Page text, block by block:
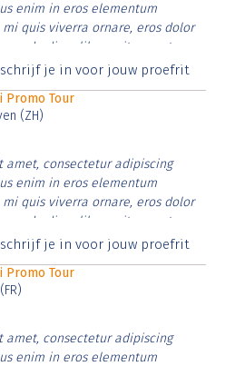
enim in eros elementum
mi quis viverra ornare, eros dolor
diam libero vitae erat.
et justo cursus id rutrum lorem
schrijf je in voor jouw proefrit
Promo Tour
(ZH)
amet, consectetur adipiscing
enim in eros elementum
mi quis viverra ornare, eros dolor
diam libero vitae erat.
et justo cursus id rutrum lorem
schrijf je in voor jouw proefrit
Promo Tour
amet, consectetur adipiscing
enim in eros elementum